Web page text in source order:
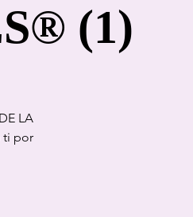
(1)
LA
ti por